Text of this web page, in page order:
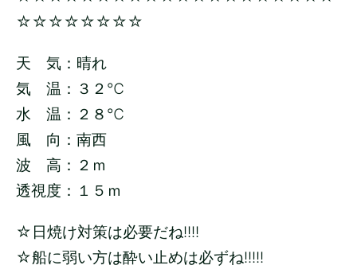
☆☆☆☆☆☆☆☆
天 気：晴れ
気 温：３２ ℃
水 温：２８ ℃
風 向：南西
波 高：２ｍ
透視度：１５ｍ
☆日焼け対策は必要だね!!!!
☆船に弱い方は酔い止めは必ずね!!!!!